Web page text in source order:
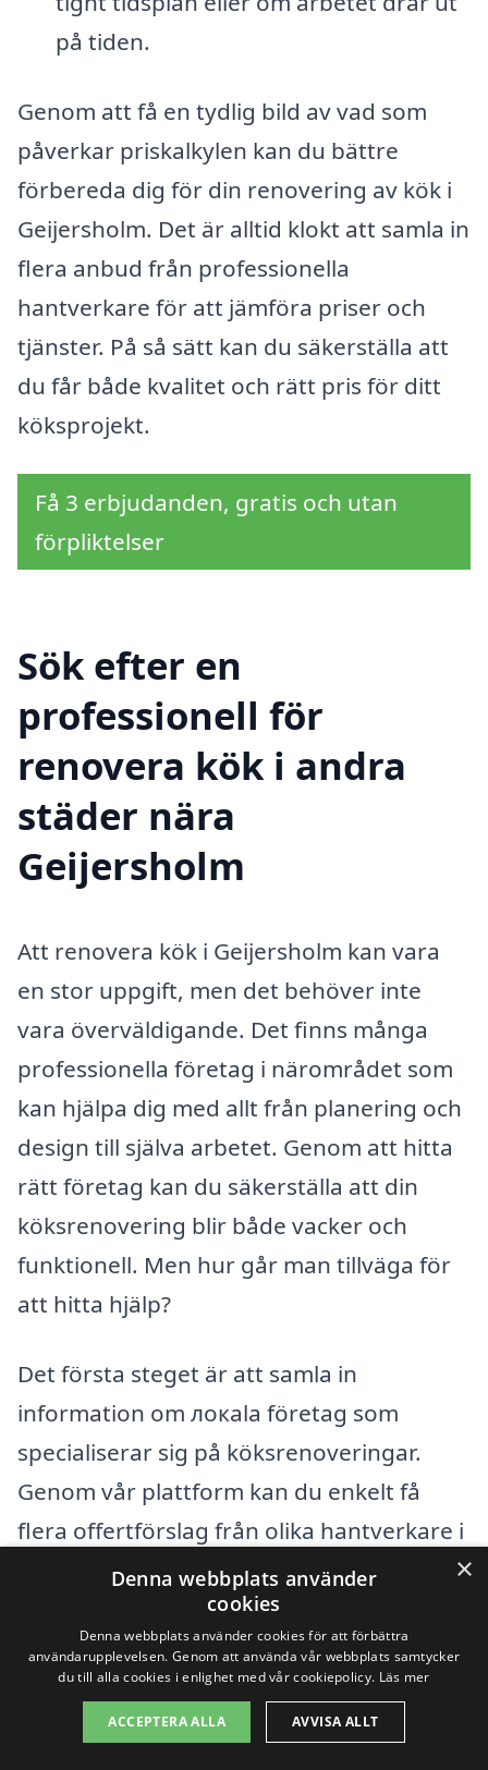
på tiden.
Genom att få en tydlig bild av vad som
påverkar priskalkylen kan du bättre
förbereda dig för din renovering av kök i
Geijersholm. Det är alltid klokt att samla in
flera anbud från professionella
hantverkare för att jämföra priser och
tjänster. På så sätt kan du säkerställa att
du får både kvalitet och rätt pris för ditt
köksprojekt.
Få 3 erbjudanden, gratis och utan
förpliktelser
Sök efter en
professionell för
renovera kök i andra
städer nära
Geijersholm
Att renovera kök i Geijersholm kan vara
en stor uppgift, men det behöver inte
vara överväldigande. Det finns många
professionella företag i närområdet som
kan hjälpa dig med allt från planering och
design till själva arbetet. Genom att hitta
rätt företag kan du säkerställa att din
köksrenovering blir både vacker och
funktionell. Men hur går man tillväga för
att hitta hjälp?
Det första steget är att samla in
information om локala företag som
specialiserar sig på köksrenoveringar.
Genom vår plattform kan du enkelt få
flera offertförslag från olika hantverkare i
din närhet. Några omkringliggande
städer som du kan överväga är:
Hagfors
Munkfors
×
Denna webbplats använder
cookies
Denna webbplats använder cookies för att förbättra
användarupplevelsen. Genom att använda vår webbplats samtycker
du till alla cookies i enlighet med vår cookiepolicy. Läs mer
ACCEPTERA ALLA AVVISA ALLT